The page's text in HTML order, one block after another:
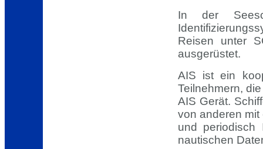
In der
Reisen unter
ausgerüstet.
AIS ist ein
Teilnehmern,
AIS Gerät.
von anderen
und periodisch
nautischen